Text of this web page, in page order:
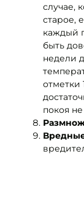
случае,
старое,
каждый
быть
недели
отметки
покоя